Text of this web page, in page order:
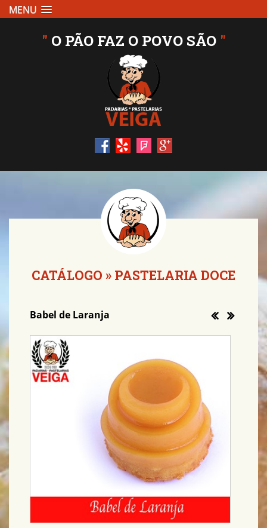
MENU
" O PÃO FAZ O POVO SÃO "
CATÁLOGO » PASTELARIA DOCE
Babel de Laranja